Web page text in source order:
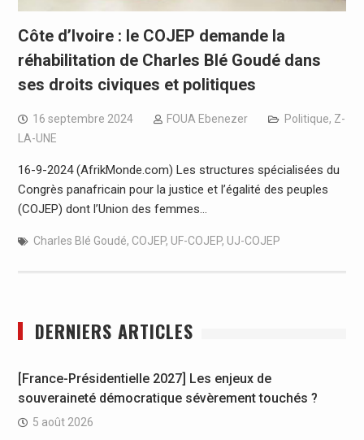
Côte d’Ivoire : le COJEP demande la
réhabilitation de Charles Blé Goudé dans
ses droits civiques et politiques
16 septembre 2024 FOUA Ebenezer Politique, Z-
LA-UNE
16-9-2024 (AfrikMonde.com) Les structures spécialisées du
Congrès panafricain pour la justice et l’égalité des peuples
(COJEP) dont l’Union des femmes…
Charles Blé Goudé, COJEP, UF-COJEP, UJ-COJEP
DERNIERS ARTICLES
[France-Présidentielle 2027] Les enjeux de
souveraineté démocratique sévèrement touchés ?
5 août 2026